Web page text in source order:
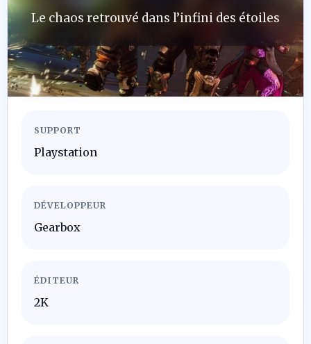
Le chaos retrouvé dans l’infini des étoiles
SUPPORT
Playstation
DÉVELOPPEUR
Gearbox
ÉDITEUR
2K